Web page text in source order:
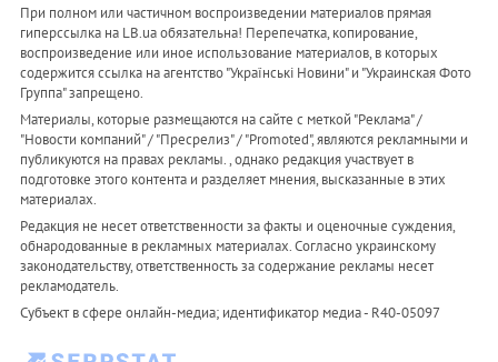
При полном или частичном воспроизведении материалов прямая
гиперссылка на LB.ua обязательна! Перепечатка, копирование,
воспроизведение или иное использование материалов, в которых
содержится ссылка на агентство "Українськi Новини" и "Украинская Фото
Группа" запрещено.
Материалы, которые размещаются на сайте с меткой "Реклама" /
"Новости компаний" / "Пресрелиз" / "Promoted", являются рекламными и
публикуются на правах рекламы. , однако редакция участвует в
подготовке этого контента и разделяет мнения, высказанные в этих
материалах.
Редакция не несет ответственности за факты и оценочные суждения,
обнародованные в рекламных материалах. Согласно украинскому
законодательству, ответственность за содержание рекламы несет
рекламодатель.
Субъект в сфере онлайн-медиа; идентификатор медиа - R40-05097